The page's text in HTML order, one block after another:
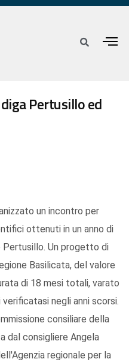
Pertusillo ed
un incontro per
ottenuti in un anno di
Un progetto di
Basilicata, del valore
di 18 mesi totali, varato
negli anni scorsi.
consiliare della
dal consigliere Angela
regionale per la